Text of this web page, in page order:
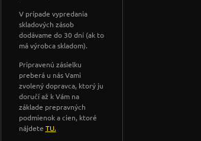
V prípade vypredania
skladových zásob
dodávame do 30 dní (ak to
má výrobca skladom).
Pripravenú zásielku
preberá u nás Vami
zvolený dopravca, ktorý ju
doručí až k Vám na
základe prepravných
podmienok a cien, ktoré
nájdete TU.